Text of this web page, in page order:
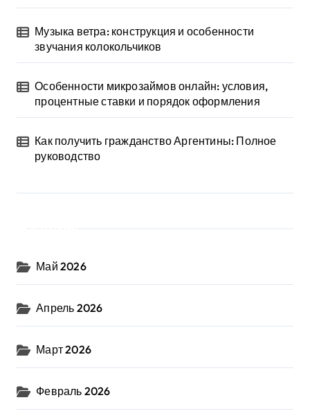
Музыка ветра: конструкция и особенности
звучания колокольчиков
Особенности микрозаймов онлайн: условия,
процентные ставки и порядок оформления
Как получить гражданство Аргентины: Полное
руководство
Май 2026
Апрель 2026
Март 2026
Февраль 2026